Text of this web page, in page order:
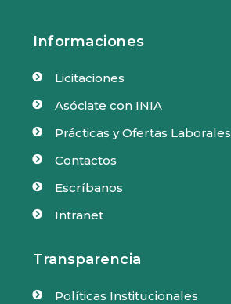
Informaciones
 Licitaciones
 Asóciate con INIA
 Prácticas y Ofertas Laborales
 Contactos
 Escríbanos
 Intranet
Transparencia
 Políticas Institucionales